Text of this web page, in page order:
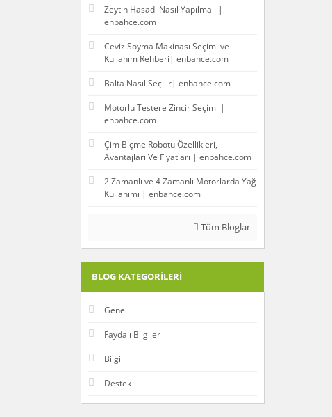
Zeytin Hasadı Nasıl Yapılmalı |
enbahce.com
Ceviz Soyma Makinası Seçimi ve
Kullanım Rehberi| enbahce.com
Balta Nasıl Seçilir| enbahce.com
Motorlu Testere Zincir Seçimi |
enbahce.com
Çim Biçme Robotu Özellikleri,
Avantajları Ve Fiyatları | enbahce.com
2 Zamanlı ve 4 Zamanlı Motorlarda Yağ
Kullanımı | enbahce.com
Tüm Bloglar
BLOG KATEGORILERI
Genel
Faydalı Bilgiler
Bilgi
Destek